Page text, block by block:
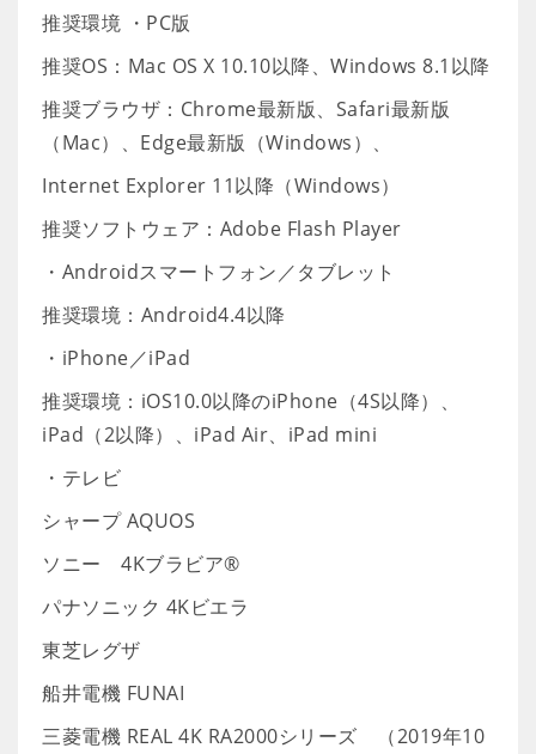
推奨環境 ・PC版
推奨OS：Mac OS X 10.10以降、Windows 8.1以降
推奨ブラウザ：Chrome最新版、Safari最新版
（Mac）、Edge最新版（Windows）、
Internet Explorer 11以降（Windows）
推奨ソフトウェア：Adobe Flash Player
・Androidスマートフォン／タブレット
推奨環境：Android4.4以降
・iPhone／iPad
推奨環境：iOS10.0以降のiPhone（4S以降）、
iPad（2以降）、iPad Air、iPad mini
・テレビ
シャープ AQUOS
ソニー 4Kブラビア®
パナソニック 4Kビエラ
東芝レグザ
船井電機 FUNAI
三菱電機 REAL 4K RA2000シリーズ （2019年10